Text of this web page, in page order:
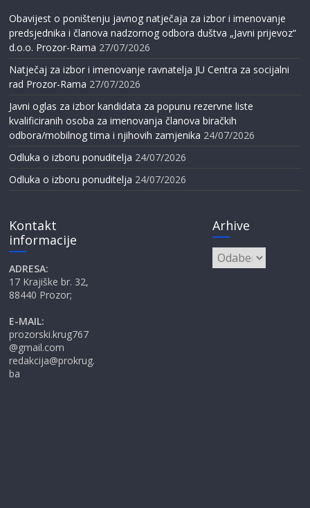
Obavijest o poništenju javnog natječaja za izbor i imenovanje
predsjednika i članova nadzornog odbora duštva „Javni prijevoz“
d.o.o. Prozor-Rama 27/07/2026
Natječaj za izbor i imenovanje ravnatelja JU Centra za socijalni
rad Prozor-Rama 27/07/2026
Javni oglas za izbor kandidata za popunu rezervne liste
kvalificiranih osoba za imenovanja članova biračkih
odbora/mobilnog tima i njihovih zamjenika 24/07/2026
Odluka o izboru ponuditelja 24/07/2026
Odluka o izboru ponuditelja 24/07/2026
Kontakt
informacije
ADRESA:
17 Krajiške br. 32,
88440 Prozor;
E-MAIL:
prozorski.krug767
@gmail.com
redakcija@prokrug.
ba
Arhive
Arhive